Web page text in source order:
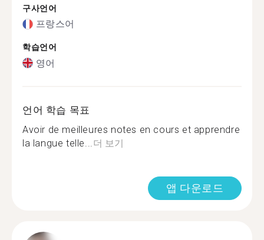
구사언어
프랑스어
학습언어
영어
언어 학습 목표
Avoir de meilleures notes en cours et apprendre
la langue telle... 더 보기
앱 다운로드